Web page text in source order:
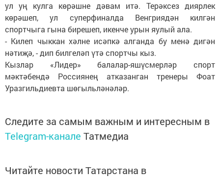
ул уң кулга көрәшне дәвам итә. Терәксез диярлек
көрәшеп, ул суперфиналда Венгриядән килгән
спортчыга гына бирешеп, икенче урын яулый ала.
- Килеп чыккан хәлне исәпкә алганда бу менә дигән
нәтиҗә, - дип билгеләп үтә спортчы кыз.
Кызлар «Лидер» балалар-яшүс­мерләр спорт
мәктәбендә Рос­сия­нең атказанган тренеры Фоат
Уразгильдиевта шөгыльләнәләр.
Следите за самым важным и интересным в
Telegram-канале Татмедиа
Читайте новости Татарстана в